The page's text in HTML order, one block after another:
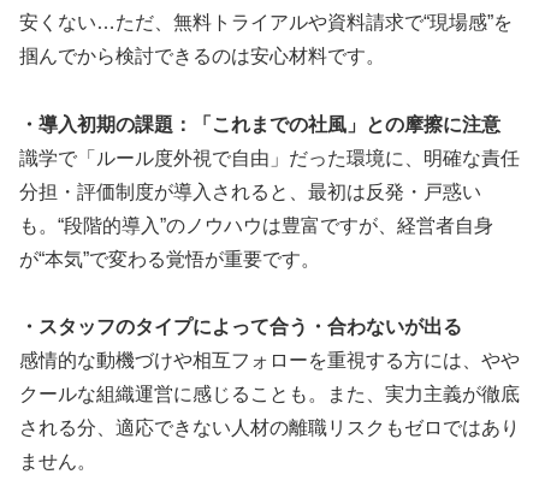
安くない…ただ、無料トライアルや資料請求で“現場感”を
掴んでから検討できるのは安心材料です。
・導入初期の課題：「これまでの社風」との摩擦に注意
識学で「ルール度外視で自由」だった環境に、明確な責任
分担・評価制度が導入されると、最初は反発・戸惑い
も。“段階的導入”のノウハウは豊富ですが、経営者自身
が“本気”で変わる覚悟が重要です。
・スタッフのタイプによって合う・合わないが出る
感情的な動機づけや相互フォローを重視する方には、やや
クールな組織運営に感じることも。また、実力主義が徹底
される分、適応できない人材の離職リスクもゼロではあり
ません。